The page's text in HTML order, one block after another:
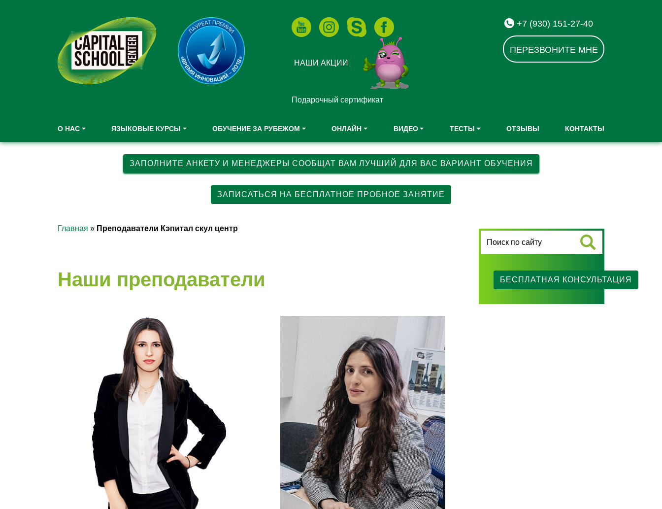
НАШИ АКЦИИ
Подарочный сертификат
+7 (930) 151-27-40
ПЕРЕЗВОНИТЕ МНЕ
О НАС ЯЗЫКОВЫЕ КУРСЫ ОБУЧЕНИЕ ЗА РУБЕЖОМ ОНЛАЙН ВИДЕО ТЕСТЫ ОТЗЫВЫ КОНТАКТЫ
ЗАПОЛНИТЕ АНКЕТУ И МЕНЕДЖЕРЫ СООБЩАТ ВАМ ЛУЧШИЙ ДЛЯ ВАС ВАРИАНТ ОБУЧЕНИЯ
ЗАПИСАТЬСЯ НА БЕСПЛАТНОЕ ПРОБНОЕ ЗАНЯТИЕ
Главная » Преподаватели Кэпитал скул центр
Наши преподаватели БЕСПЛАТНАЯ КОНСУЛЬТАЦИЯ